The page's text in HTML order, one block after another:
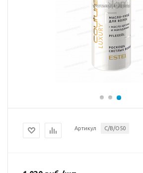
Артикул C/B/O50